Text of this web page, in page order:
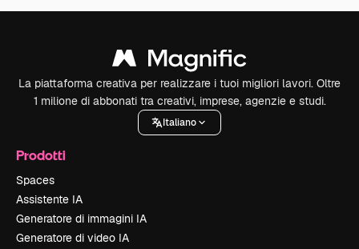
La piattaforma creativa per realizzare i tuoi migliori lavori. Oltre
1 milione di abbonati tra creativi, imprese, agenzie e studi.
Italiano
Prodotti
Spaces
Assistente IA
Generatore di immagini IA
Generatore di video IA